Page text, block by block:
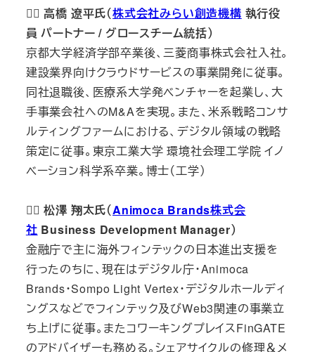
🙋‍♂️ 高橋 遼平氏（株式会社みらい創造機構 執行役
員 パートナー / グロースチーム統括）
京都大学経済学部卒業後、三菱商事株式会社入社。
建設業界向けクラウドサービスの事業開発に従事。
同社退職後、医療系大学発ベンチャーを起業し、大
手事業会社へのM&Aを実現。また、米系戦略コンサ
ルティングファームにおける、デジタル領域の戦略
策定に従事。東京工業大学 環境社会理工学院 イノ
ベーション科学系卒業。博士（工学）
🙋‍♂️ 松澤 翔太氏（Animoca Brands株式会
社 Business Development Manager）
金融庁で主に海外フィンテックの日本進出支援を
行ったのちに、現在はデジタル庁・Animoca
Brands・Sompo Light Vertex・デジタルホールディ
ングスなどでフィンテック及びWeb3関連の事業立
ち上げに従事。またコワーキングプレイスFinGATE
のアドバイザーも務める。シェアサイクルの修理＆メ